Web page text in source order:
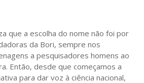
que a escolha do nome não foi por
da Bori, sempre nos
a pesquisadores homens ao
Então, desde que começamos a
para dar voz à ciência nacional,